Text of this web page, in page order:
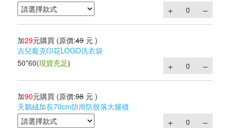
加29元購買 (原價:49 元 )
吉兒龐克印花LOGO洗衣袋
50*60(現貨充足)
加90元購買 (原價:98 元 )
天鵝絨加長70cm防滑防脫落大腿襪